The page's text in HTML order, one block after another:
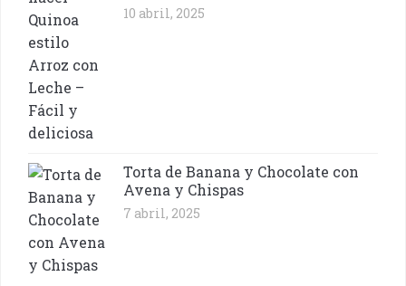
10 abril, 2025
Torta de Banana y Chocolate con
Avena y Chispas
7 abril, 2025